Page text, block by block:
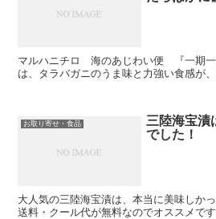
マルハニチロ 海のあじわい便 『一期
は、タラバガニのうま味と力強い食感が
お取り寄せ・食品
三陸海宝漬
でした！
大人気の三陸海宝漬は、本当に美味しか
送料・クール代が無料なのでオススメです